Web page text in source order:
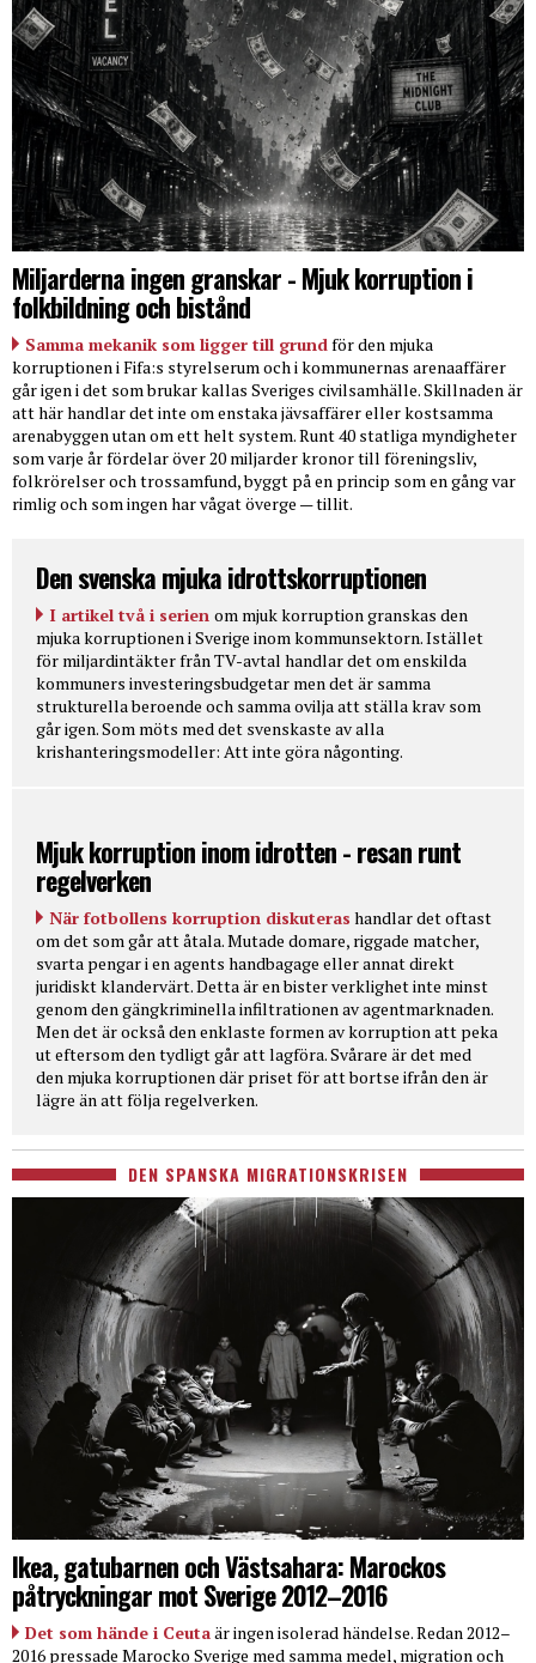
Miljarderna ingen granskar - Mjuk korruption i
folkbildning och bistånd
Samma mekanik som ligger till grundför den mjuka
korruptionen i Fifa:s styrelserum och i kommunernas arenaaffärer
går igen i det som brukar kallas Sveriges civilsamhälle. Skillnaden är
att här handlar det inte om enstaka jävsaffärer eller kostsamma
arenabyggen utan om ett helt system. Runt 40 statliga myndigheter
som varje år fördelar över 20 miljarder kronor till föreningsliv,
folkrörelser och trossamfund, byggt på en princip som en gång var
rimlig och som ingen har vågat överge — tillit.
Den svenska mjuka idrottskorruptionen
I artikel två i serien om mjuk korruption granskas den
mjuka korruptionen i Sverige inom kommunsektorn. Istället
för miljardintäkter från TV-avtal handlar det om enskilda
kommuners investeringsbudgetar men det är samma
strukturella beroende och samma ovilja att ställa krav som
går igen. Som möts med det svenskaste av alla
krishanteringsmodeller: Att inte göra någonting.
Mjuk korruption inom idrotten - resan runt
regelverken
När fotbollens korruption diskuteras handlar det oftast
om det som går att åtala. Mutade domare, riggade matcher,
svarta pengar i en agents handbagage eller annat direkt
juridiskt klandervärt. Detta är en bister verklighet inte minst
genom den gängkriminella infiltrationen av agentmarknaden.
Men det är också den enklaste formen av korruption att peka
ut eftersom den tydligt går att lagföra. Svårare är det med
den mjuka korruptionen där priset för att bortse ifrån den är
lägre än att följa regelverken.
DEN SPANSKA MIGRATIONSKRISEN
Ikea, gatubarnen och Västsahara: Marockos
påtryckningar mot Sverige 2012–2016
Det som hände i Ceutaär ingen isolerad händelse. Redan 2012–
2016 pressade Marocko Sverige med samma medel, migration och